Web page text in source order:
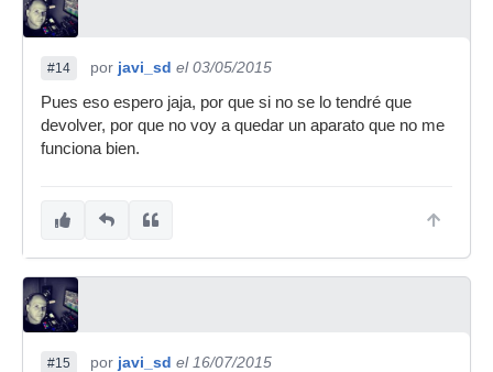
#14 por javi_sd el 03/05/2015
Pues eso espero jaja, por que si no se lo tendré que
devolver, por que no voy a quedar un aparato que no me
funciona bien.
#15 por javi_sd el 16/07/2015